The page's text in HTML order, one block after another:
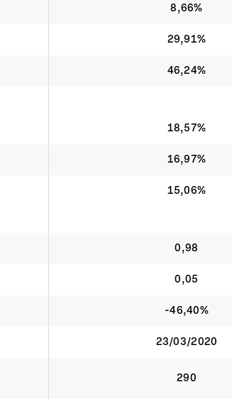
8,66%
29,91%
46,24%
18,57%
16,97%
15,06%
0,98
0,05
-46,40%
23/03/2020
290